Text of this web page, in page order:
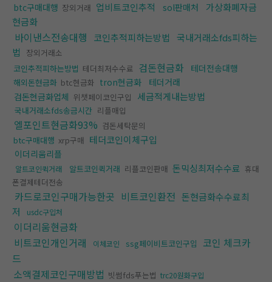
btc구매대행 장외거래 업비트코인추적 sol판매처
가상화폐자금
현금화
바이낸스전송대행 코인추적피하는방법
국내거래소fds피하는
법
장외거래소
코인추적피하는방법 테더최저수수료 검돈현금화 테더전송대행
해외돈현금화 btc현금화 tron현금화
테더거래
검돈현금화업체 위챗페이코인구입 세금적게내는방법
국내거래소fds송금시간 리플매입
엘포인트현금화93% 검돈세탁문의
btc구매대행 xrp구매 테더코인이체구입
이더리움리플
알트코인퀵거래 알트코인퀵거래 리플코인판매 돈믹싱최저수수료 휴대
폰결제테더전송
카드로코인구매가능한곳 비트코인환전 돈현금화수수료최
저
usdc구입처
이더리움현금화
비트코인개인거래
이체코인 ssg페이비트코인구입
코인 체크카
드
소액결제코인구매방법 빗썸fds푸는법 trc20원화구입